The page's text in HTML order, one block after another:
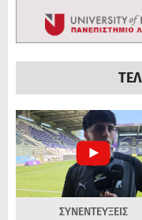
ΣΥΝΕΝΤΕΥΞΕΙΣ